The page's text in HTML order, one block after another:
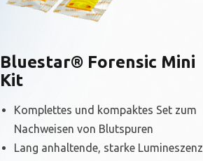
Bluestar® Forensic Mini
Kit
Komplettes und kompaktes Set zum
Nachweisen von Blutspuren
Lang anhaltende, starke Lumineszenz